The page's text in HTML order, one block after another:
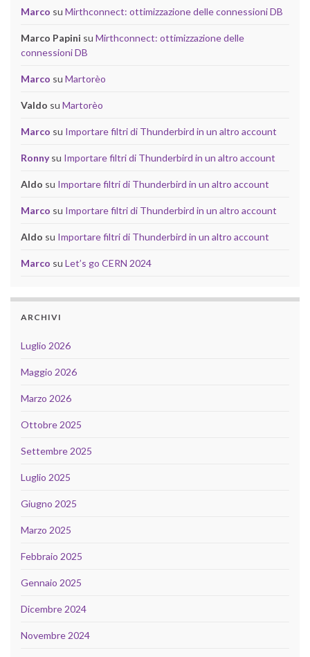
Marco su Mirthconnect: ottimizzazione delle connessioni DB
Marco Papini su Mirthconnect: ottimizzazione delle
connessioni DB
Marco su Martorèo
Valdo su Martorèo
Marco su Importare filtri di Thunderbird in un altro account
Ronnysu Importare filtri di Thunderbird in un altro account
Aldo su Importare filtri di Thunderbird in un altro account
Marco su Importare filtri di Thunderbird in un altro account
Aldo su Importare filtri di Thunderbird in un altro account
Marco su Let’s go CERN 2024
ARCHIVI
Luglio 2026
Maggio 2026
Marzo 2026
Ottobre 2025
Settembre 2025
Luglio 2025
Giugno 2025
Marzo 2025
Febbraio 2025
Gennaio 2025
Dicembre 2024
Novembre 2024